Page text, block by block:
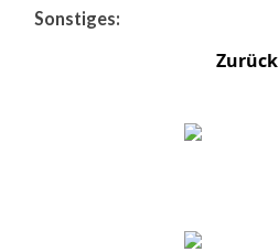
Sonstiges:
Zurück